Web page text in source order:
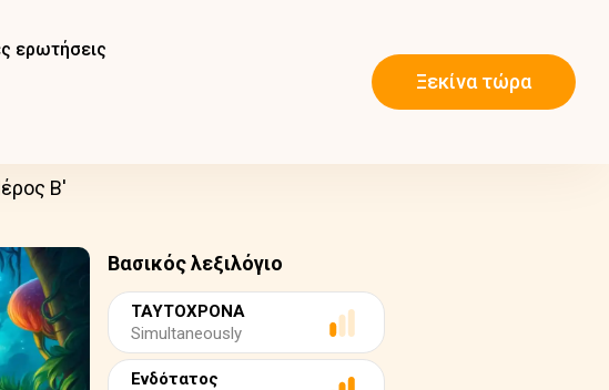
ερωτήσεις
Ξεκίνα τώρα
Β'
Βασικός λεξιλόγιο
ΤΑΥΤΟΧΡΟΝΑ
Simultaneously
Ενδότατος